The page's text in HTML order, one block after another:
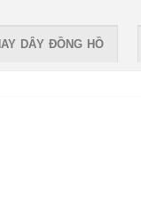
DÂY ĐỒNG HỒ